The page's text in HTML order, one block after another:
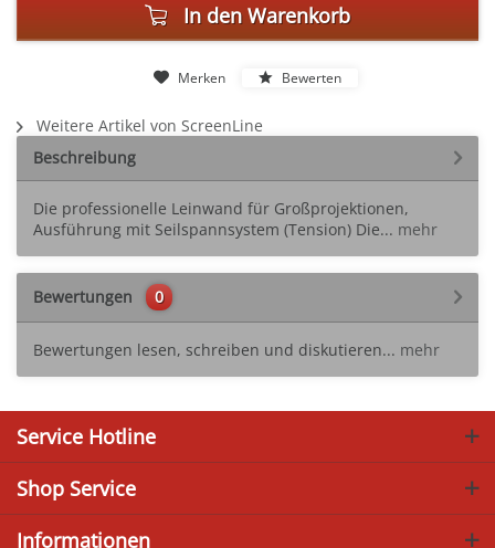
In den Warenkorb
Merken Bewerten
Weitere Artikel von ScreenLine
Beschreibung
Die professionelle Leinwand für Großprojektionen,
Ausführung mit Seilspannsystem (Tension) Die... mehr
Bewertungen 0
Bewertungen lesen, schreiben und diskutieren... mehr
Service Hotline
Shop Service
Informationen